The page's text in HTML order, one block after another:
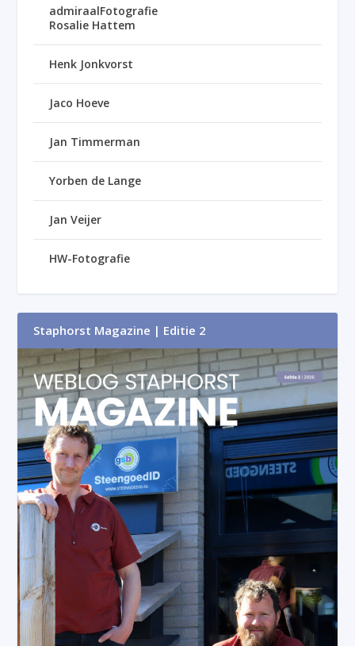
admiraalFotografie
Rosalie Hattem
Henk Jonkvorst
Jaco Hoeve
Jan Timmerman
Yorben de Lange
Jan Veijer
HW-Fotografie
Staphorst Magazine | Editie 2